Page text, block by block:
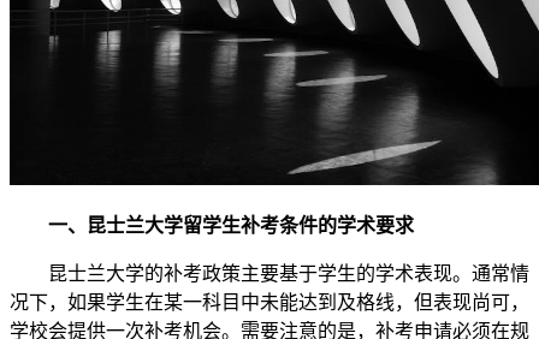
一、昆士兰大学留学生补考条件的学术要求
昆士兰大学的补考政策主要基于学生的学术表现。通常情
况下，如果学生在某一科目中未能达到及格线，但表现尚可，
学校会提供一次补考机会。需要注意的是，补考申请必须在规